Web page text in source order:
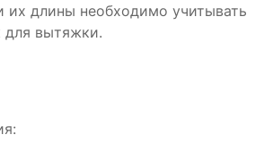
их длины необходимо учитывать
вытяжки.